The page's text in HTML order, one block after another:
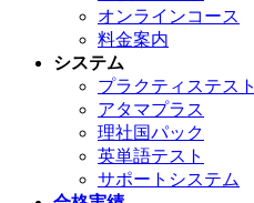
オンラインコース
料金案内
システム
プラクティステスト
アタマプラス
理社国パック
英単語テスト
サポートシステム